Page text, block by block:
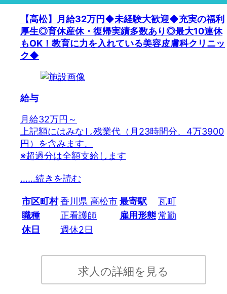
【高松】月給32万円◆未経験大歓迎◆充実の福利
厚生◎育休産休・復帰実績多数あり◎最大10連休
もOK！教育に力を入れている美容皮膚科クリニッ
ク◆
給与
月給32万円～
上記額にはみなし残業代（月23時間分、4万3900
円）を含みます。
※超過分は全額支給します
……続きを読む
市区町村香川県 高松市最寄駅
瓦町
職種
正看護師 雇用形態常勤
休日
週休2日
求人の詳細を見る